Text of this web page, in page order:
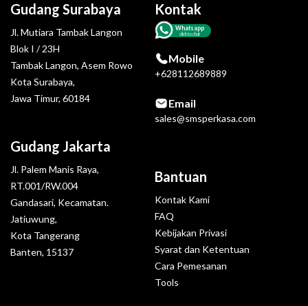
Gudang Surabaya
Jl. Mutiara Tambak Langon
Blok I / 23H
Tambak Langon, Asem Rowo
Kota Surabaya,
Jawa Timur, 60184
Gudang Jakarta
Jl. Palem Manis Raya,
RT.001/RW.004
Gandasari, Kecamatan.
Jatiuwung,
Kota Tangerang
Banten, 15137
Kontak
Whatsapp
click to chat
Mobile
+628112689889
Email
sales@smsperkasa.com
Bantuan
Kontak Kami
FAQ
Kebijakan Privasi
Syarat dan Ketentuan
Cara Pemesanan
Tools